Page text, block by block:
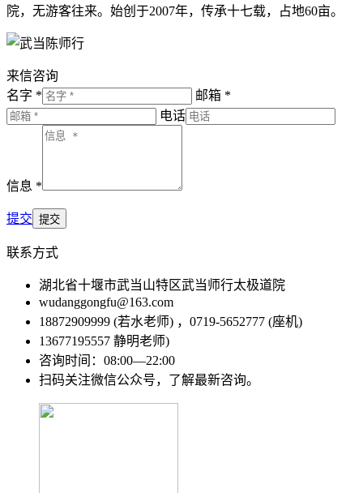
院，无游客往来。始创于2007年，传承十七载，占地60亩。
来信咨询
名字 *
邮箱 *
电话
信息 *
提交
联系方式
湖北省十堰市武当山特区武当师行太极道院
wudanggongfu@163.com
18872909999 (若水老师) ，0719-5652777 (座机)
13677195557 静明老师)
咨询时间：08:00—22:00
扫码关注微信公众号，了解最新咨询。